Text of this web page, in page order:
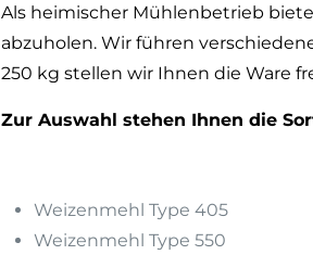
Als heimischer Mühlenbetrieb
abzuholen. Wir führen
250 kg stellen wir Ihnen die Ware
Zur Auswahl stehen Ihnen die
Weizenmehl Type 405
Weizenmehl Type 550